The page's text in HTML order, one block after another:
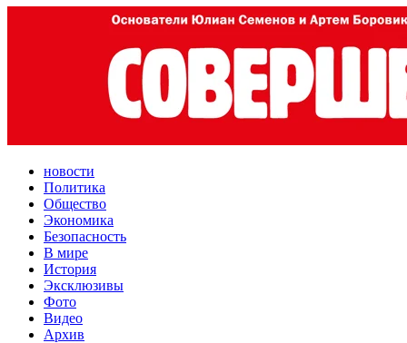
новости
Политика
Общество
Экономика
Безопасность
В мире
История
Эксклюзивы
Фото
Видео
Архив